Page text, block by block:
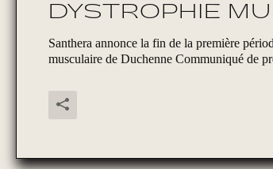
DYSTROPHIE
Santhera annonce la fin de la première
musculaire de Duchenne Communiqué de